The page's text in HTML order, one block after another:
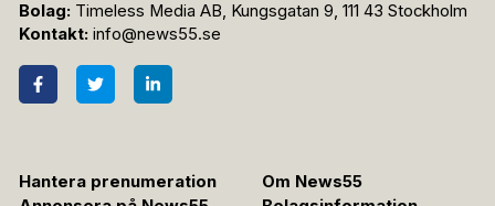
Bolag: Timeless Media AB, Kungsgatan 9, 111 43 Stockholm
Kontakt: info@news55.se
Hantera prenumeration
Om News55